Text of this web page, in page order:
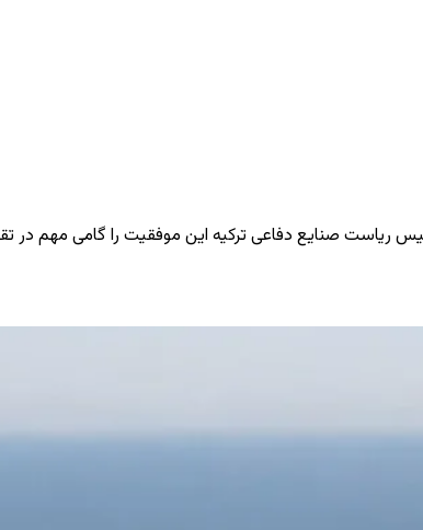
ریاست صنایع دفاعی ترکیه این موفقیت را گامی مهم